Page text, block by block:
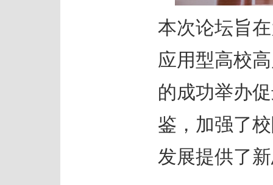
本次论坛旨
应用型高校
的成功举办
鉴，加强了
发展提供了